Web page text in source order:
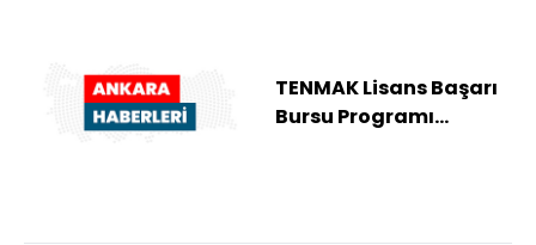
TENMAK Lisans Başarı
Bursu Programı